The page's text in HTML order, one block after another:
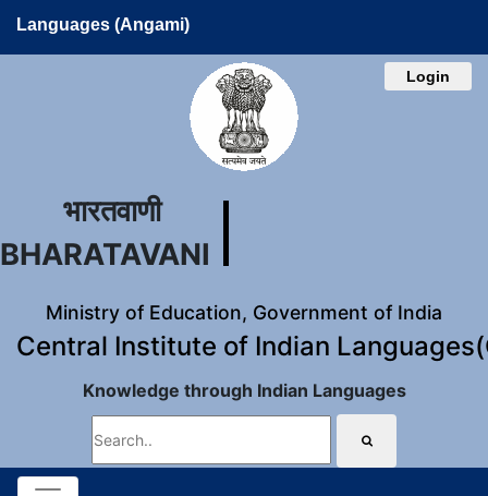
Languages (Angami)
Login
भारतवाणी
BHARATAVANI
Ministry of Education, Government of India
Central Institute of Indian
Knowledge through Indian Languages